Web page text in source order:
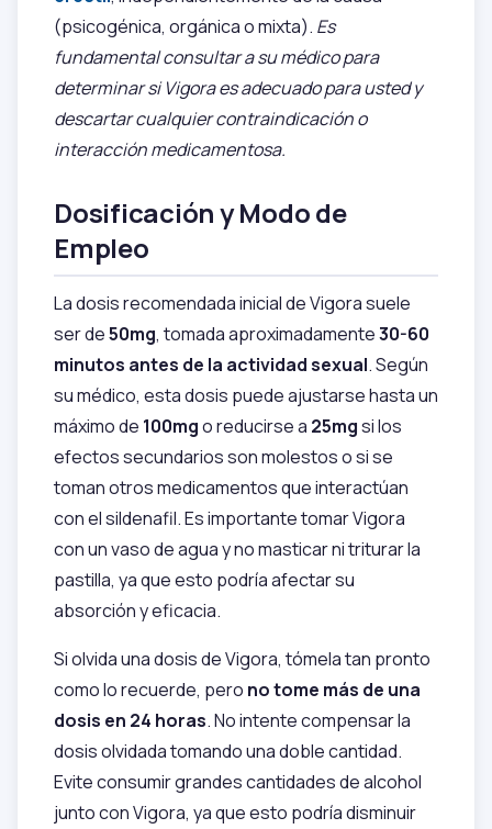
(psicogénica, orgánica o mixta). Es
fundamental consultar a su médico para
determinar si Vigora es adecuado para usted y
descartar cualquier contraindicación o
interacción medicamentosa.
Dosificación y Modo de
Empleo
La dosis recomendada inicial de Vigora suele
ser de50mg, tomada aproximadamente30-60
minutos antes de la actividad sexual. Según
su médico, esta dosis puede ajustarse hasta un
máximo de 100mgo reducirse a 25mgsi los
efectos secundarios son molestos o si se
toman otros medicamentos que interactúan
con el sildenafil. Es importante tomar Vigora
con un vaso de agua y no masticar ni triturar la
pastilla, ya que esto podría afectar su
absorción y eficacia.
Si olvida una dosis de Vigora, tómela tan pronto
como lo recuerde, pero no tome más de una
dosis en 24 horas. No intente compensar la
dosis olvidada tomando una doble cantidad.
Evite consumir grandes cantidades de alcohol
junto con Vigora, ya que esto podría disminuir